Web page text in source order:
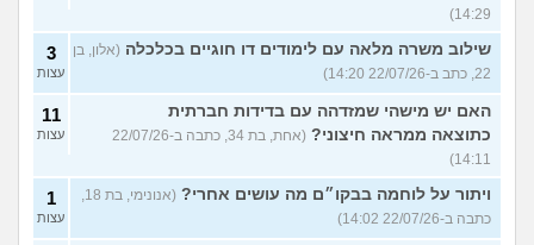
14:29)
שילוב משרה מלאה עם לימודים דו חוגיים בכלכלה (אלון, בן
22, כתב ב-22/07/26 14:20)
3
עצות
האם יש מישהי שמזדהה עם בדידות חברתית
כתוצאה ממראה חיצוני?
(אחת, בת 34, כתבה ב-22/07/26
14:11)
11
עצות
ויתור על לוחמה בבקו״ם מה עושים אחרי?
(אנונימי, בת 18,
כתבה ב-22/07/26 14:02)
1
עצות